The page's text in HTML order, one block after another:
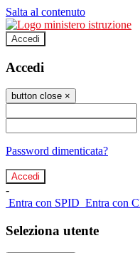
Salta al contenuto
Accedi
Accedi
button close ×
Password dimenticata?
-
Entra con SPID Entra con
Seleziona utente